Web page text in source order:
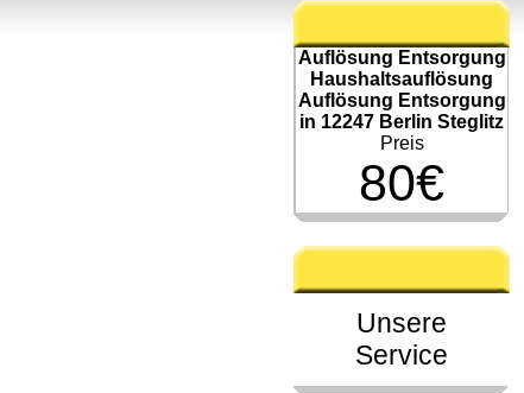
Auflösung Entsorgung
Haushaltsauflösung
Auflösung Entsorgung
in 12247 Berlin Steglitz
Preis
80€
Unsere
Service